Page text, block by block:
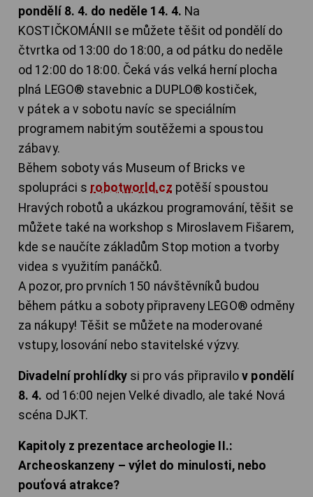
pondělí 8. 4. do neděle 14. 4. Na
KOSTIČKOMÁNII se můžete těšit od pondělí do
čtvrtka od 13:00 do 18:00, a od pátku do neděle
od 12:00 do 18:00. Čeká vás velká herní plocha
plná LEGO® stavebnic a DUPLO® kostiček,
v pátek a v sobotu navíc se speciálním
programem nabitým soutěžemi a spoustou
zábavy.
Během soboty vás Museum of Bricks ve
spolupráci s robotworld.cz potěší spoustou
Hravých robotů a ukázkou programování, těšit se
můžete také na workshop s Miroslavem Fišarem,
kde se naučíte základům Stop motion a tvorby
videa s využitím panáčků.
A pozor, pro prvních 150 návštěvníků budou
během pátku a soboty připraveny LEGO® odměny
za nákupy! Těšit se můžete na moderované
vstupy, losování nebo stavitelské výzvy.
Divadelní prohlídkysi pro vás připravilov pondělí
8. 4. od 16:00 nejen Velké divadlo, ale také Nová
scéna DJKT.
Kapitoly z prezentace archeologie II.:
Archeoskanzeny – výlet do minulosti, nebo
pouťová atrakce?